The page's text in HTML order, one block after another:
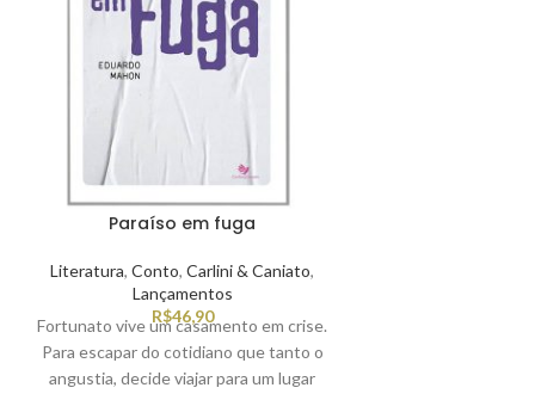
Paraíso em fuga
Literatura,Conto,Carlini & Caniato,
Lançamentos
R$46,90
Fortunato vive um casamento em crise.
Para escapar do cotidiano que tanto o
angustia, decide viajar para um lugar